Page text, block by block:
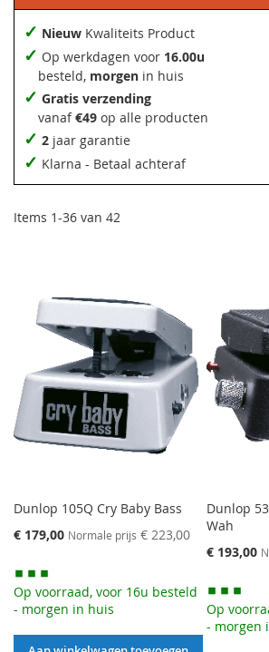
Items 1-36 van 42
Dunlop 105Q Cry Baby Bass
Speciale
€ 179,00 Normale prijs € 223,00
Op voorraad, voor 16u besteld
- morgen in huis
Dunlop
Wah
Speciale
€ 193,00
Op
- morgen
✓ Nieuw Kwaliteits Product
✓ Op werkdagen voor 16.00u
besteld, morgen in huis
✓ Gratis verzending
vanaf€49 op alle producten
✓ 2 jaar garantie
✓ Klarna - Betaal achteraf